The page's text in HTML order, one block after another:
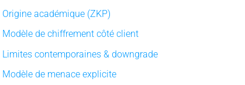
Origine académique (ZKP)
Modèle de chiffrement côté client
Limites contemporaines & downgrade
Modèle de menace explicite